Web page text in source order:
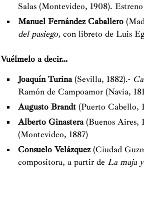
Salas (Montevideo, 1908).
Manuel Fernández Caballero
del pasiego,con libreto de Luis
Vuélmelo a decir…
Joaquín Turina(Sevilla, 1882).-
Ramón de Campoamor (Navia,
Augusto Brandt (Puerto Cabello,
Alberto Ginastera(Buenos Aires,
(Montevideo, 1887)
Consuelo Velázquez(Ciudad
compositora, a partir deLa maja